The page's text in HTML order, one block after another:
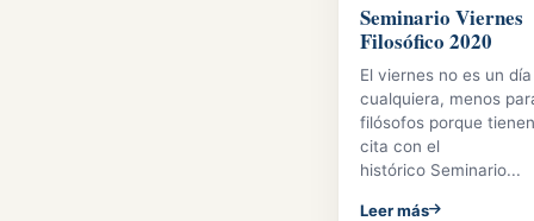
Seminario Viernes
Filosófico 2020
El viernes no es un día
cualquiera, menos
filósofos porque
cita con el
histórico Seminario...
Leer más